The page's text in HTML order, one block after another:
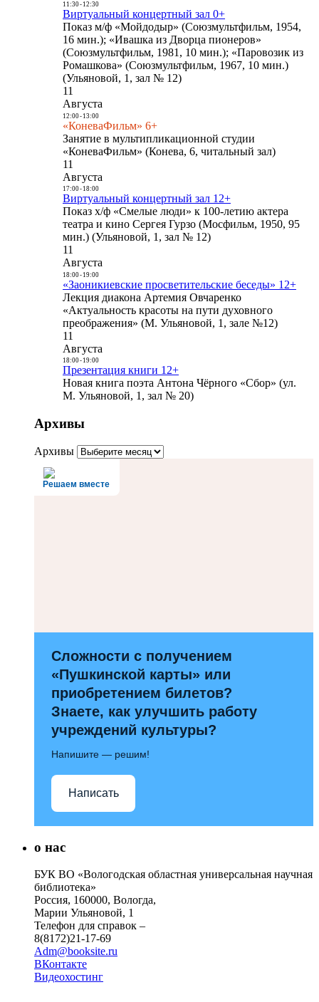
11:30- 12:30
Виртуальный концертный зал 0+
Показ м/ф «Мойдодыр» (Союзмультфильм, 1954,
16 мин.); «Ивашка из Дворца пионеров»
(Союзмультфильм, 1981, 10 мин.); «Паровозик из
Ромашкова» (Союзмультфильм, 1967, 10 мин.)
(Ульяновой, 1, зал № 12)
11
Августа
12:00- 13:00
«КоневаФильм» 6+
Занятие в мультипликационной студии
«КоневаФильм» (Конева, 6, читальный зал)
11
Августа
17:00- 18:00
Виртуальный концертный зал 12+
Показ х/ф «Смелые люди» к 100-летию актера
театра и кино Сергея Гурзо (Мосфильм, 1950, 95
мин.) (Ульяновой, 1, зал № 12)
11
Августа
18:00- 19:00
«Заоникиевские просветительские беседы» 12+
Лекция диакона Артемия Овчаренко
«Актуальность красоты на пути духовного
преображения» (М. Ульяновой, 1, зале №12)
11
Августа
18:00- 19:00
Презентация книги 12+
Новая книга поэта Антона Чёрного «Сбор» (ул.
М. Ульяновой, 1, зал № 20)
Архивы
Архивы
Решаем вместе
Сложности с получением
«Пушкинской карты» или
приобретением билетов?
Знаете, как улучшить работу
учреждений культуры?
Напишите — решим!
Написать
о нас
БУК ВО «Вологодская областная универсальная научная
библиотека»
Россия, 160000, Вологда,
Марии Ульяновой, 1
Телефон для справок –
8(8172)21-17-69
Adm@booksite.ru
ВКонтакте
Видеохостинг